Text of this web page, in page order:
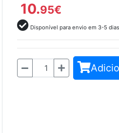
10.95€
Disponível para envio em 3-5 dias
Quantidade